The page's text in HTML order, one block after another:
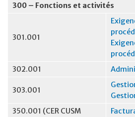
300 – Fonctions et activités
301.001
302.001
303.001
350.001 (CER CUSM